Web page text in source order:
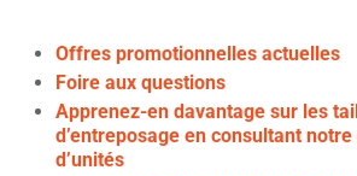
Offres promotionnelles actuelles
Foire aux questions
Apprenez-en davantage sur les
d’entreposage en consultant
d’unités